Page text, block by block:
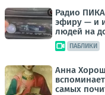
Радио
эфиру — и
людей на
ПАБЛИКИ
Анна
самых